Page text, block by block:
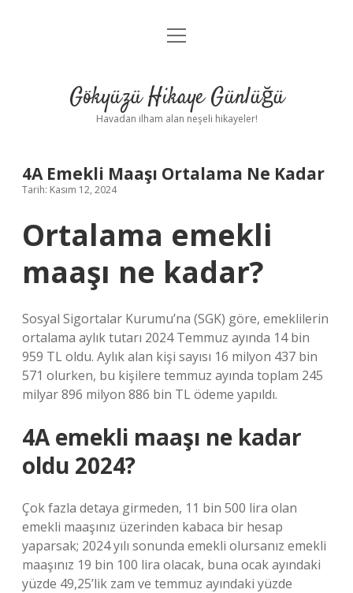
Anasayfa
Yasal Uyarı
menüyü
Gökyüzü Hikaye Günlüğü
Havadan ilham alan neşeli hikayeler!
4A Emekli Maaşı Ortalama Ne Kadar
Tarih: Kasım 12, 2024
Ortalama emekli
maaşı ne kadar?
Sosyal Sigortalar Kurumu’na (SGK) göre, emeklilerin
ortalama aylık tutarı 2024 Temmuz ayında 14 bin
959 TL oldu. Aylık alan kişi sayısı 16 milyon 437 bin
571 olurken, bu kişilere temmuz ayında toplam 245
milyar 896 milyon 886 bin TL ödeme yapıldı.
4A emekli maaşı ne kadar
oldu 2024?
Çok fazla detaya girmeden, 11 bin 500 lira olan
emekli maaşınız üzerinden kabaca bir hesap
yaparsak; 2024 yılı sonunda emekli olursanız emekli
maaşınız 19 bin 100 lira olacak, buna ocak ayındaki
yüzde 49,25’lik zam ve temmuz ayındaki yüzde